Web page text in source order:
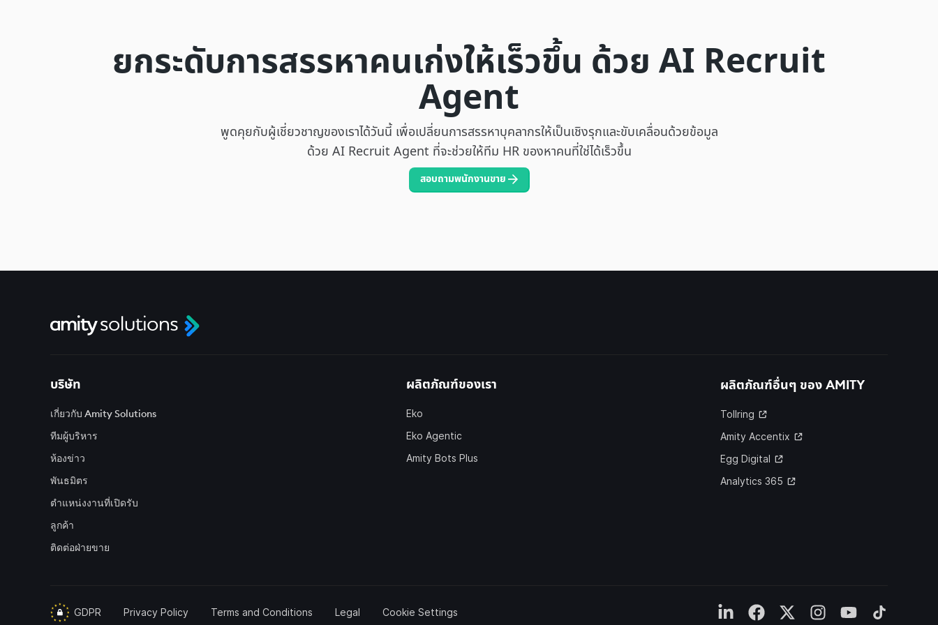
ยกระดับการสรรหาคนเก่งให้เร็วขึ้น ด้วย AI Recruit
Agent
พูดคุยกับผู้เชี่ยวชาญของเราได้วันนี้ เพื่อเปลี่ยนการสรรหาบุคลากรให้เป็นเชิงรุกและขับเคลื่อนด้วยข้อมูล
ด้วย AI Recruit Agent ที่จะช่วยให้ทีม HR ของหาคนที่ใช่ได้เร็วขึ้น
สอบถามพนักงานขาย
บริษัท
เกี่ยวกับ Amity Solutions
ทีมผู้บริหาร
ห้องข่าว
พันธมิตร
ตำแหน่งงานที่เปิดรับ
ลูกค้า
ติดต่อฝ่ายขาย
ผลิตภัณฑ์ของเรา
Eko
Eko Agentic
Amity Bots Plus
ผลิตภัณฑ์อื่นๆ ของ AMITY
Tollring
Amity Accentix
Egg Digital
Analytics 365
GDPR Privacy Policy Terms and Conditions Legal Cookie Settings